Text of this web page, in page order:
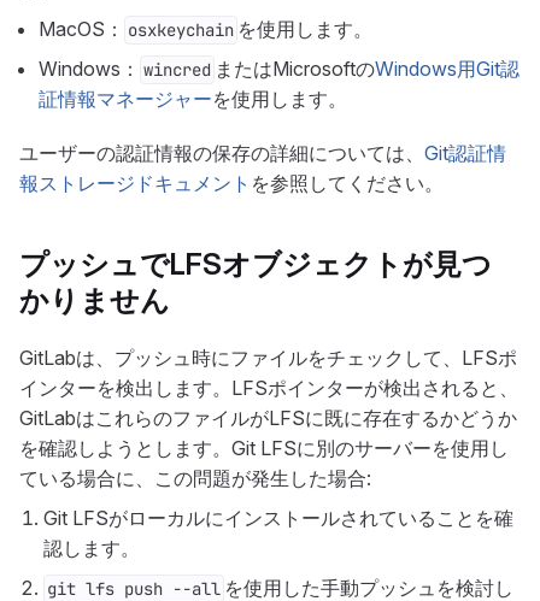
MacOS：
osxkeychain を使用します。
Windows： wincred またはMicrosoftのWindows用Git認
証情報マネージャーを使用します。
ユーザーの認証情報の保存の詳細については、 Git認証情
報ストレージドキュメント を参照してください。
プッシュでLFSオブジェクトが見つ
かりません
GitLabは、プッシュ時にファイルをチェックして、LFSポ
インターを検出します。LFSポインターが検出されると、
GitLabはこれらのファイルがLFSに既に存在するかどうか
を確認しようとします。Git LFSに別のサーバーを使用し
ている場合に、この問題が発生した場合:
Git LFSがローカルにインストールされていることを確
認します。
git lfs push --all を使用した手動プッシュを検討し